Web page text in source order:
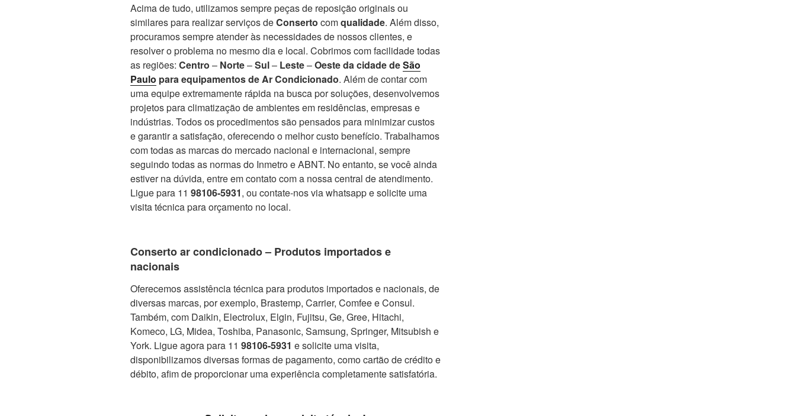
Acima de tudo, utilizamos sempre peças de reposição originais ou
similares para realizar serviços deConserto comqualidade. Além disso,
procuramos sempre atender às necessidades de nossos clientes, e
resolver o problema no mesmo dia e local. Cobrimos com facilidade todas
as regiões: Centro – Norte–Sul– Leste–Oeste da cidade deSão
Paulo para equipamentos de Ar Condicionado. Além de contar com
uma equipe extremamente rápida na busca por soluções, desenvolvemos
projetos para climatização de ambientes em residências, empresas e
indústrias. Todos os procedimentos são pensados para minimizar custos
e garantir a satisfação, oferecendo o melhor custo benefício. Trabalhamos
com todas as marcas do mercado nacional e internacional, sempre
seguindo todas as normas do Inmetro e ABNT. No entanto, se você ainda
estiver na dúvida, entre em contato com a nossa central de atendimento.
Ligue para 11 98106-5931, ou contate-nos via whatsapp e solicite uma
visita técnica para orçamento no local.
Conserto ar condicionado – Produtos importados e
nacionais
Oferecemos assistência técnica para produtos importados e nacionais, de
diversas marcas, por exemplo, Brastemp, Carrier, Comfee e Consul.
Também, com Daikin, Electrolux, Elgin, Fujitsu, Ge, Gree, Hitachi,
Komeco, LG, Midea, Toshiba, Panasonic, Samsung, Springer, Mitsubish e
York. Ligue agora para 11 98106-5931 e solicite uma visita,
disponibilizamos diversas formas de pagamento, como cartão de crédito e
débito, afim de proporcionar uma experiência completamente satisfatória.